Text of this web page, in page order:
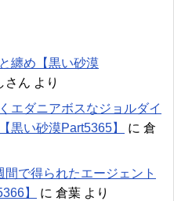
纏め【黒い砂漠
さん より
エダニアボスなジョルダイ
黒い砂漠Part5365】
に 倉
で得られたエージェント
】
に 倉葉 より